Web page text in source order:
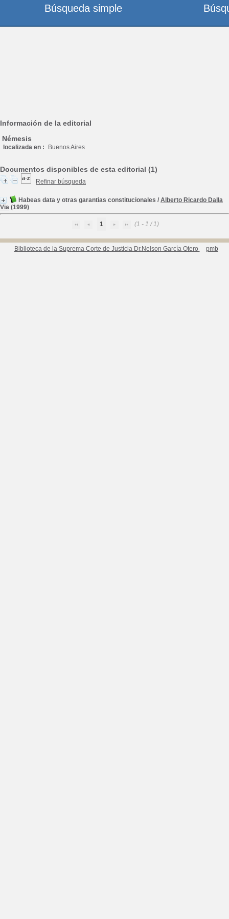
Información de la editorial
Némesis
localizada en : Buenos Aires
Documentos disponibles de esta editorial (1)
Refinar búsqueda
Habeas data y otras garantias constitucionales / Alberto Ricardo Dalla
Via (1999)
1 (1 - 1 / 1)
Biblioteca de la Suprema Corte de Justicia Dr.Nelson García Otero pmb
Búsqueda simple